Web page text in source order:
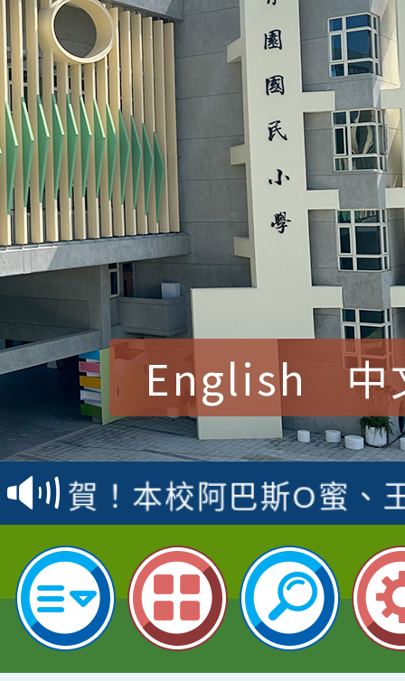
English 中
賀！本校參加桃園市中
賽 洪綺君教師榮獲社
名
賀！本校阿巴斯O蜜、
倩參加桃園市科展 國
名 指導老師王老師、
賀！本校四年二班張O
園市英語競賽國小朗讀
指導老師林老師
賀！本校參加桃園市中
賽 劉文瑛教師榮獲教
賀！本校參與2026世